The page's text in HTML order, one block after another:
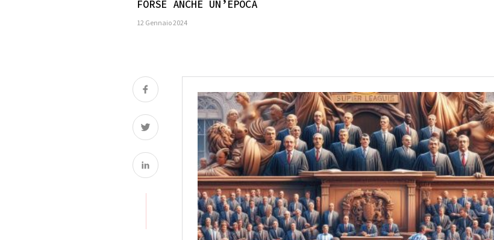
FORSE ANCHE UN’EPOCA
12 Gennaio 2024